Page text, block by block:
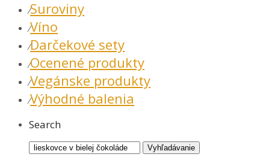
⁄Suroviny
⁄Víno
⁄Darčekové sety
⁄Ocenené produkty
⁄Vegánske produkty
⁄Výhodné balenia
Search
Hľadať: Vyhľadávanie